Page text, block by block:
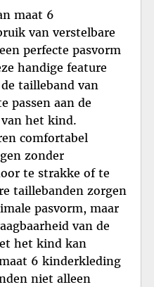
maat 6
van verstelbare
perfecte pasvorm
handige feature
tailleband van
passen aan de
het kind.
comfortabel
zonder
te strakke of te
taillebanden zorgen
pasvorm, maar
van de
het kind kan
6 kinderkleding
niet alleen